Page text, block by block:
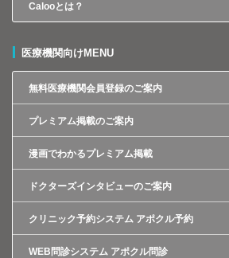
Calooとは？
医療機関向けMENU
無料医療機関会員登録のご案内
プレミアム掲載のご案内
漫画でわかるプレミアム掲載
ドクターズインタビューのご案内
クリニック予約システム アポクル予約
WEB問診システム アポクル問診